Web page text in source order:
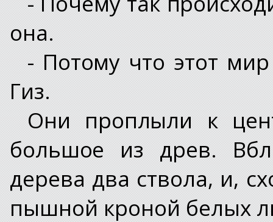
она.
- Потому что этот
Гиз.
Они проплыли к
большое из древ.
дерева два ствола, и,
пышной кроной белых